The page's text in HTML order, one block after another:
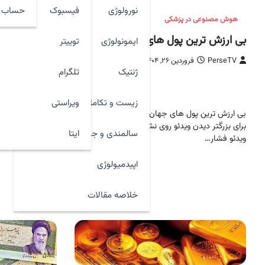
نورولوژی
ایمونولوژی
ژنتیک
زیست و تکامل
سالمندی و جوان سازی
اپیدمیولوژی
خلاصه مقالات
فیسبوک
توییتر
تلگرام
ویراستی
ایتا
حساب
هوش مصنوعی در پزشکی
بی ارزش ترین پول های جهان
PerseTV فروردین ۲۶, ۱۴۰۴
بی ارزش ترین پول های جهان در پنجاه سال اخیر
برای بزرگتر دیدن ویدئو روی نشانه چهارگوشه پایین
ویدئو فشار…
است. او در